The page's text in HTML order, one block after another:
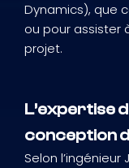
Dynamics), que
ou pour assister
projet.
L’expertise
conception
Selon l’ingénieur